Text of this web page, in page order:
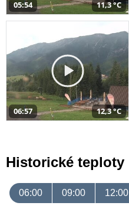
05:54 11,3 °C
06:57 12,3 °C
Historické teploty
06:00 09:00 12:00